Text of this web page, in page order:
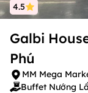
4.5
Galbi
Phú
MM Mega
Buffet Nướng